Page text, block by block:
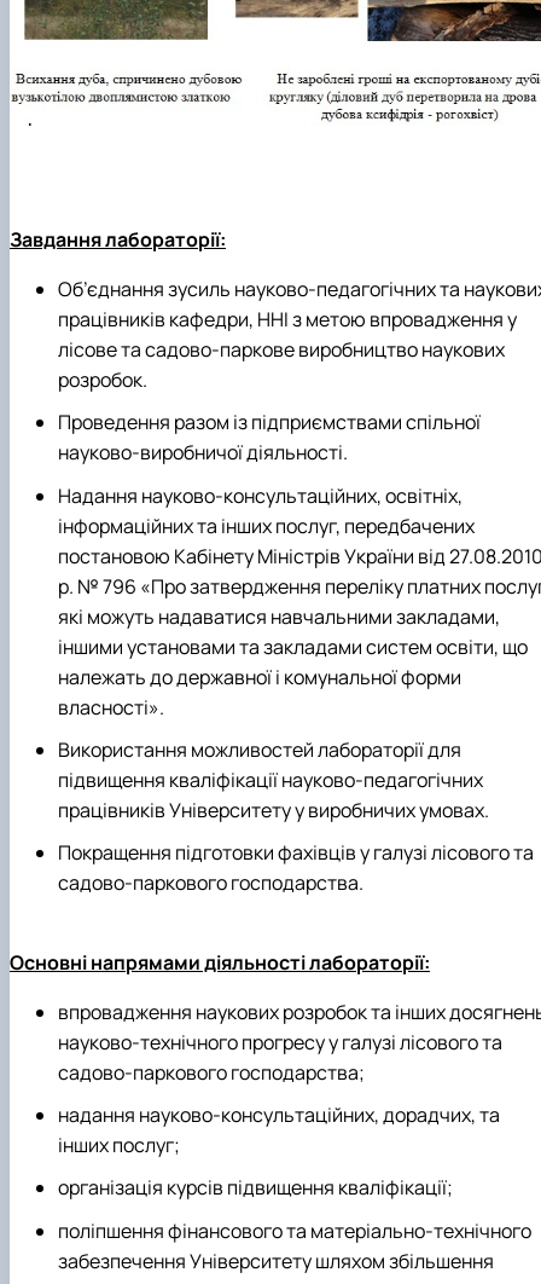
Завдання лабораторії:
Об’єднання зусиль науково-педагогічних та
працівників кафедри, ННІ з метою впровадження у
лісове та садово-паркове виробництво наукових
розробок.
Проведення разом із підприємствами спільної
науково-виробничої діяльності.
Надання науково-консультаційних, освітніх,
інформаційних та інших послуг, передбачених
постановою Кабінету Міністрів України від
р. № 796 «Про затвердження переліку платних
які можуть надаватися навчальними закладами,
іншими установами та закладами систем освіти, що
належать до державної і комунальної форми
власності».
Використання можливостей лабораторії для
підвищення кваліфікації науково-педагогічних
працівників Університету у виробничих умовах.
Покращення підготовки фахівців у галузі лісового та
садово-паркового господарства.
Основні напрямами діяльності лабораторії:
впровадження наукових розробок та інших
науково-технічного прогресу у галузі лісового та
садово-паркового господарства;
надання науково-консультаційних, дорадчих, та
інших послуг;
організація курсів підвищення кваліфікації;
поліпшення фінансового та матеріально-технічного
забезпечення Університету шляхом збільшення